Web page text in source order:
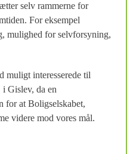
selv rammerne for
For eksempel
mulighed for selvforsyning,
muligt interesserede til
Gislev, da en
for at Boligselskabet,
videre mod vores mål.